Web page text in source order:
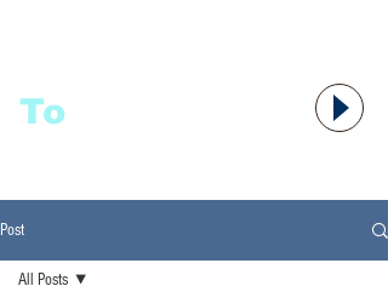
To
Post
All Posts